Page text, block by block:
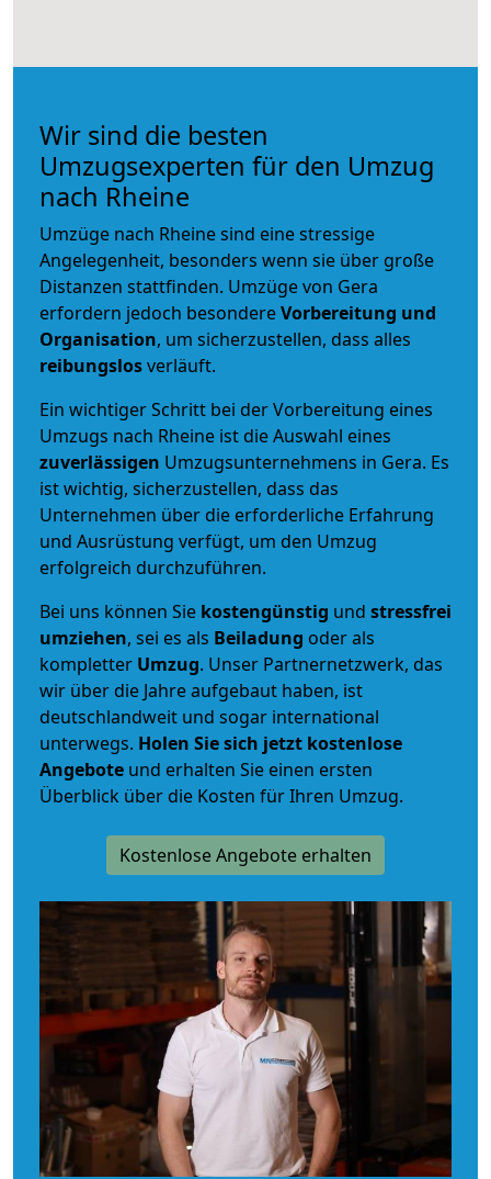
Wir sind die besten
Umzugsexperten für den Umzug
nach Rheine
Umzüge nach Rheine sind eine stressige
Angelegenheit, besonders wenn sie über große
Distanzen stattfinden. Umzüge von Gera
erfordern jedoch besondereVorbereitung und
Organisation, um sicherzustellen, dass alles
reibungslosverläuft.
Ein wichtiger Schritt bei der Vorbereitung eines
Umzugs nach Rheine ist die Auswahl eines
zuverlässigen Umzugsunternehmens in Gera. Es
ist wichtig, sicherzustellen, dass das
Unternehmen über die erforderliche Erfahrung
und Ausrüstung verfügt, um den Umzug
erfolgreich durchzuführen.
Bei uns können Sie kostengünstig und stressfrei
umziehen, sei es als Beiladung oder als
kompletter Umzug. Unser Partnernetzwerk, das
wir über die Jahre aufgebaut haben, ist
deutschlandweit und sogar international
unterwegs. Holen Sie sich jetzt kostenlose
Angebote und erhalten Sie einen ersten
Überblick über die Kosten für Ihren Umzug.
Kostenlose Angebote erhalten